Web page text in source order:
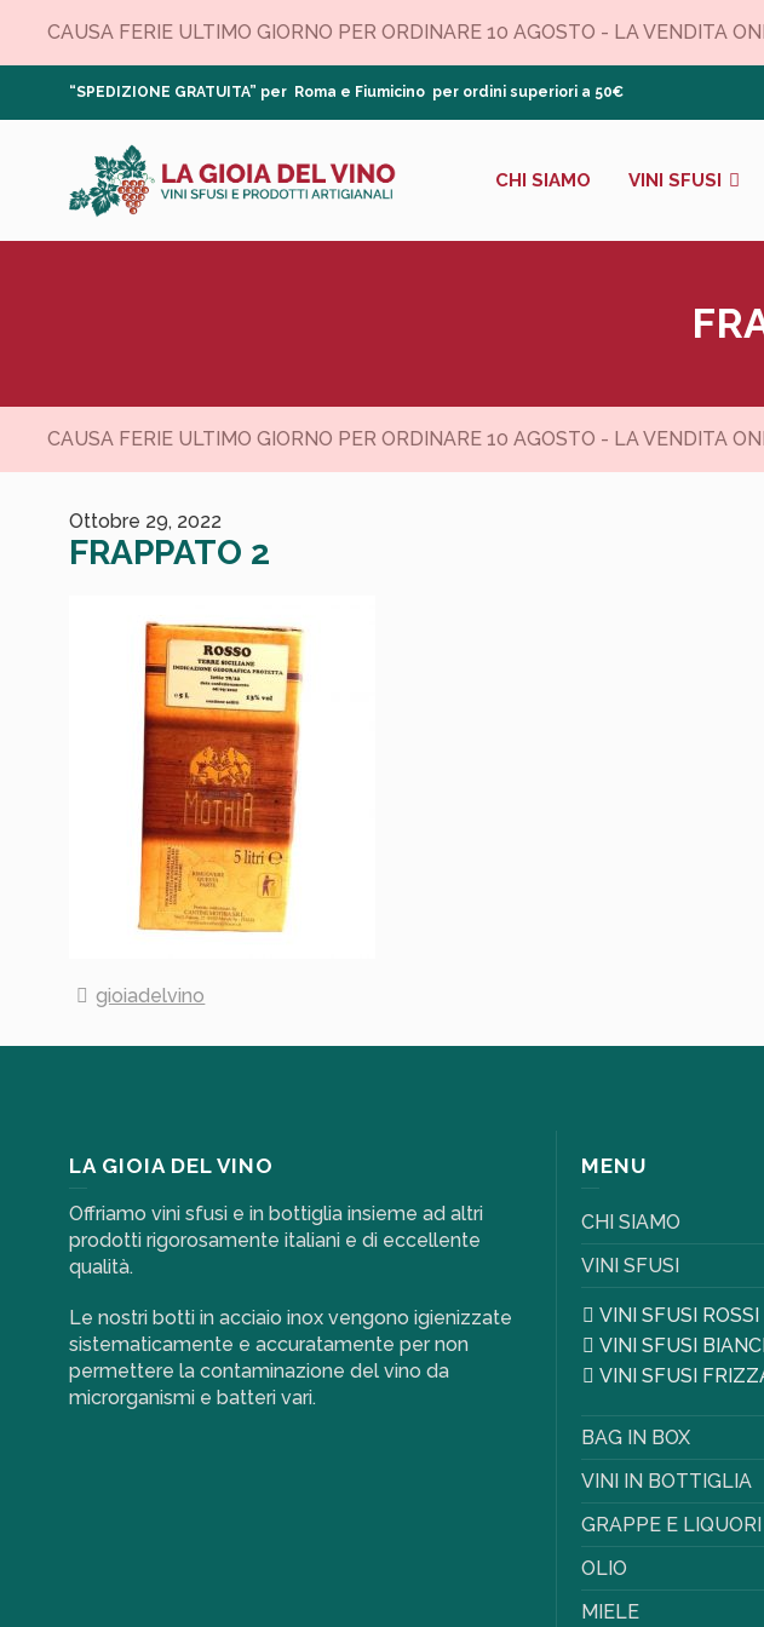
CAUSA FERIE ULTIMO GIORNO PER ORDINARE 10 AGOSTO - LA VENDITA
“SPEDIZIONE GRATUITA” per Roma e Fiumicino per ordini superiori a 50€
CHI SIAMO VINI SFUSI
CAUSA FERIE ULTIMO GIORNO PER ORDINARE 10 AGOSTO - LA VENDITA
Ottobre 29, 2022
FRAPPATO 2
gioiadelvino
LA GIOIA DEL VINO
Offriamo vini sfusi e in bottiglia insieme ad altri
prodotti rigorosamente italiani e di eccellente
qualità.
Le nostri botti in acciaio inox vengono igienizzate
sistematicamente e accuratamente per non
permettere la contaminazione del vino da
microrganismi e batteri vari.
MENU
CHI SIAMO
VINI SFUSI
VINI SFUSI ROSSI
VINI SFUSI
VINI SFUSI
BAG IN BOX
VINI IN BOTTIGLIA
GRAPPE E LIQUORI
OLIO
MIELE